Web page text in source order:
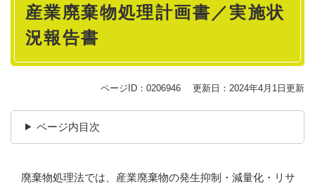
産業廃棄物処理計画書／実施状
況報告書
ページID：0206946 更新日：2024年4月1日更新
ページ内目次
廃棄物処理法では、産業廃棄物の発生抑制・減量化・リサ